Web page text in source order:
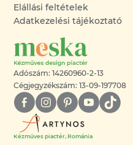
Elállási feltételek
Adatkezelési tájékoztató
Adószám: 14260960-2-13
Cégjegyzékszám: 13-09-197708
Kézműves piactér, Románia